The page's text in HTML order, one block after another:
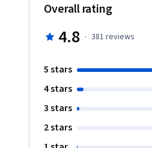
Overall rating
4.8 · 381 reviews
5 stars
4 stars
3 stars
2 stars